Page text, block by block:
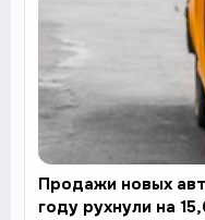
Продажи новых
году рухнули на